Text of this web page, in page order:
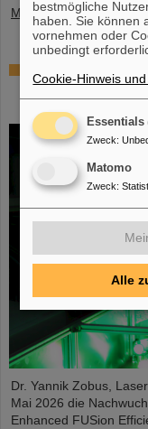
Mehr »
Dr. Yannik Zobus,
Mai 2026 die
Enhanced FUSion
bestmögliche
haben. Sie können
vornehmen oder
unbedingt
Cookie-Hinweis
Essentials
Zweck:
Matomo
Zweck:
Alle